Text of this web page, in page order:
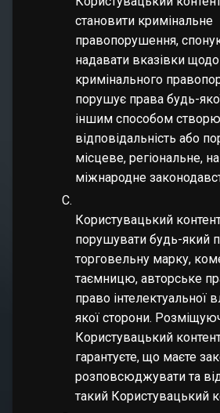
становити кримінальне
правопорушення,
надавати вказівки
кримінального
порушує права будь-
іншим способом
відповідальність або
місцеве, регіональне,
міжнародне
Користувацький
порушувати будь-який
торговельну марку,
таємницю, авторське
право інтелектуальної
якої сторони.
Користувацький
гарантуєте, що маєте
розповсюджувати та
такий Користувацький